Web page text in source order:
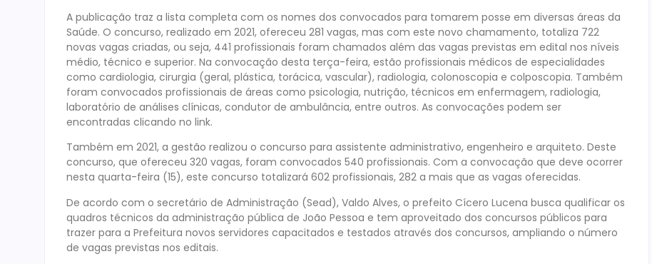
A publicação traz a lista completa com os nomes dos convocados para tomarem posse em diversas áreas da
Saúde. O concurso, realizado em 2021, ofereceu 281 vagas, mas com este novo chamamento, totaliza 722
novas vagas criadas, ou seja, 441 profissionais foram chamados além das vagas previstas em edital nos níveis
médio, técnico e superior. Na convocação desta terça-feira, estão profissionais médicos de especialidades
como cardiologia, cirurgia (geral, plástica, torácica, vascular), radiologia, colonoscopia e colposcopia. Também
foram convocados profissionais de áreas como psicologia, nutrição, técnicos em enfermagem, radiologia,
laboratório de análises clínicas, condutor de ambulância, entre outros. As convocações podem ser
encontradas clicando no link.
Também em 2021, a gestão realizou o concurso para assistente administrativo, engenheiro e arquiteto. Deste
concurso, que ofereceu 320 vagas, foram convocados 540 profissionais. Com a convocação que deve ocorrer
nesta quarta-feira (15), este concurso totalizará 602 profissionais, 282 a mais que as vagas oferecidas.
De acordo com o secretário de Administração (Sead), Valdo Alves, o prefeito Cícero Lucena busca qualificar os
quadros técnicos da administração pública de João Pessoa e tem aproveitado dos concursos públicos para
trazer para a Prefeitura novos servidores capacitados e testados através dos concursos, ampliando o número
de vagas previstas nos editais.